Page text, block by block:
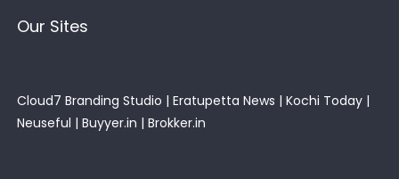
Our Sites
Cloud7 Branding Studio | Eratupetta News | Kochi Today |
Neuseful | Buyyer.in | Brokker.in